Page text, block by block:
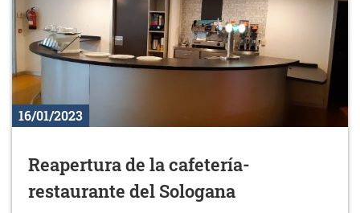
16/01/2023
Reapertura de la cafetería-
restaurante del Sologana